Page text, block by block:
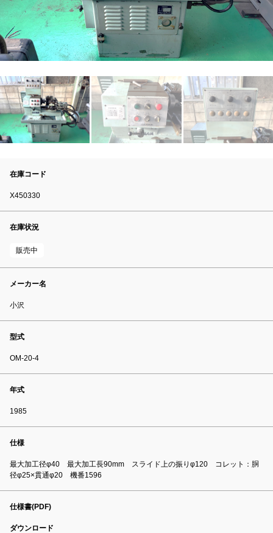
在庫コード
X450330
在庫状況
販売中
メーカー名
小沢
型式
OM-20-4
年式
1985
仕様
最大加工径φ40 最大加工長90mm スライド上の振りφ120 コレット：胴
径φ25×貫通φ20 機番1596
仕様書(PDF)
ダウンロード